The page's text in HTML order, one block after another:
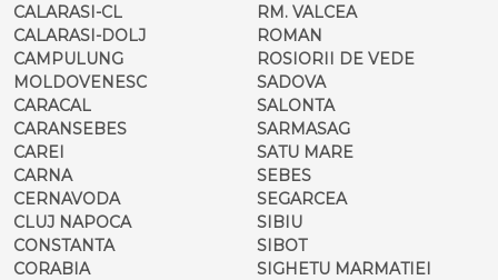
CALARASI-CL
CALARASI-DOLJ
CAMPULUNG
MOLDOVENESC
CARACAL
CARANSEBES
CAREI
CARNA
CERNAVODA
CLUJ NAPOCA
CONSTANTA
CORABIA
RM. VALCEA
ROMAN
ROSIORII DE VEDE
SADOVA
SALONTA
SARMASAG
SATU MARE
SEBES
SEGARCEA
SIBIU
SIBOT
SIGHETU MARMATIEI